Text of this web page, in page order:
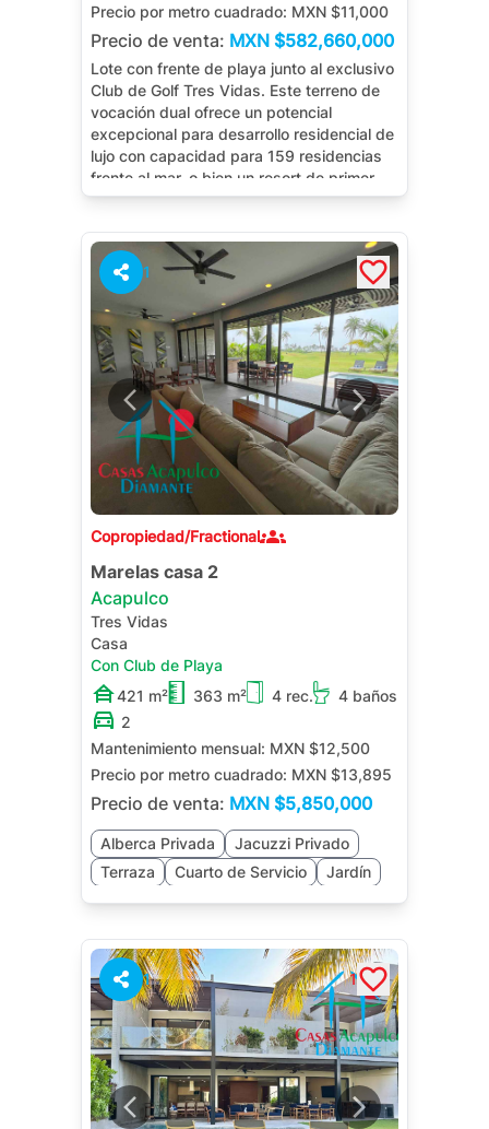
Precio por metro cuadrado: MXN $11,000
Precio de venta: MXN $582,660,000
Lote con frente de playa junto al exclusivo
Club de Golf Tres Vidas. Este terreno de
vocación dual ofrece un potencial
excepcional para desarrollo residencial de
lujo con capacidad para 159 residencias
frente al mar, o bien un resort de primer
nivel con hasta 572 llaves hoteleras.
clase mundial y vistas panorámicas al
océano hacen de este lote la inversión
perfecta para desarrolladores que buscan
crear un proyecto emblemático en la
Riviera del Pacífico.
1
Copropiedad/Fractional
Marelas casa 2
Acapulco
Tres Vidas
Casa
Con Club de Playa
421 m²
363 m² 4 rec.
4 baños
2
Mantenimiento mensual: MXN $12,500
Precio por metro cuadrado: MXN $13,895
Precio de venta: MXN $5,850,000
Alberca Privada
Jacuzzi Privado
Terraza
Cuarto de Servicio Jardín
1 1